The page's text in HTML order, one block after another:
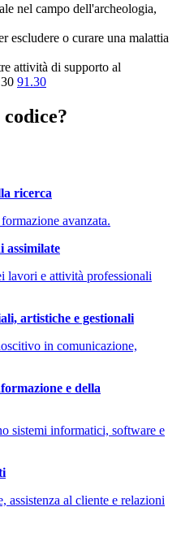
nel campo dell'archeologia,
escludere o curare una malattia
attività di supporto al
91.30
ricerca
avanzata.
assimilate
lavori e attività professionali
artistiche e gestionali
in comunicazione,
e della
sistemi informatici, software e
assistenza al cliente e relazioni